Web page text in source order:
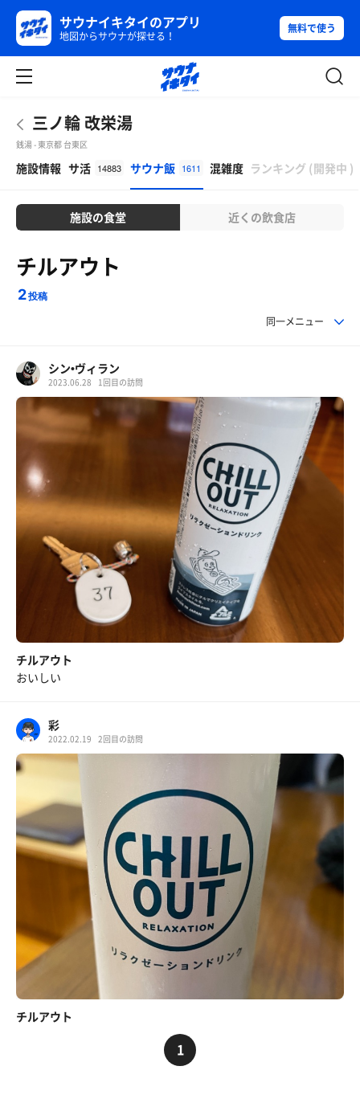
サウナイキタイのアプリ
地図からサウナが探せる！
無料で使う
三ノ輪 改栄湯
銭湯 - 東京都 台東区
施設情報 サ活 14883 サウナ飯 1611 混雑度 ランキング (開発中 )
施設の食堂 近くの飲食店
チルアウト
2投稿
同一メニュー
シン•ヴィラン
2023.06.28 1回目の訪問
チルアウト
おいしい
彩
2022.02.19 2回目の訪問
チルアウト
1